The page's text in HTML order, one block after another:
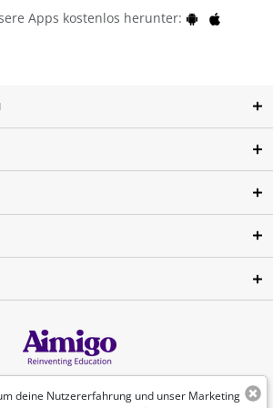
Apps kostenlos herunter:
deine Nutzererfahrung und unser Marketing
Deutsch